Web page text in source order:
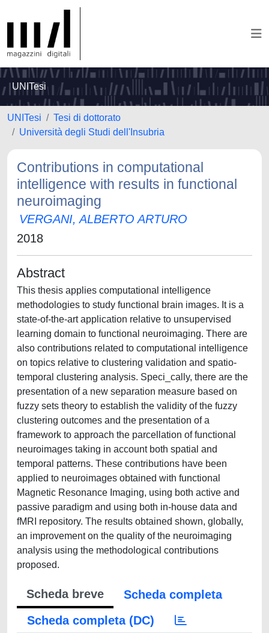
UNITesi
UNITesi
Tesi di dottorato
Università degli Studi dell'Insubria
Contributions in computational
intelligence with results in functional
neuroimaging
VERGANI, ALBERTO ARTURO
2018
Abstract
This thesis applies computational intelligence
methodologies to study functional brain images. It is a
state-of-the-art application relative to unsupervised
learning domain to functional neuroimaging. There are
also contributions related to computational intelligence
on topics relative to clustering validation and spatio-
temporal clustering analysis. Speci_cally, there are the
presentation of a new separation measure based on
fuzzy sets theory to establish the validity of the fuzzy
clustering outcomes and the presentation of a
framework to approach the parcellation of functional
neuroimages taking in account both spatial and
temporal patterns. These contributions have been
applied to neuroimages obtained with functional
Magnetic Resonance Imaging, using both active and
passive paradigm and using both in-house data and
fMRI repository. The results obtained shown, globally,
an improvement on the quality of the neuroimaging
analysis using the methodological contributions
proposed.
Scheda breve
Scheda completa
Scheda completa (DC)